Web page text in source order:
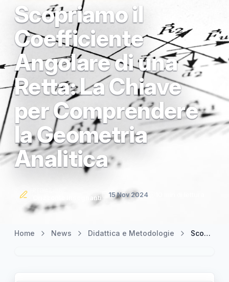
Scopriamo il
Coefficiente
Angolare di una
Retta: La Chiave
per Comprendere
la Geometria
Analitica
Orizzonte Insegnanti 15 Nov 2024
Home News Didattica e Metodologie Scopriamo il Coefficiente Angolare di una Retta: La Chiave per Comprendere la Geometria Analitica